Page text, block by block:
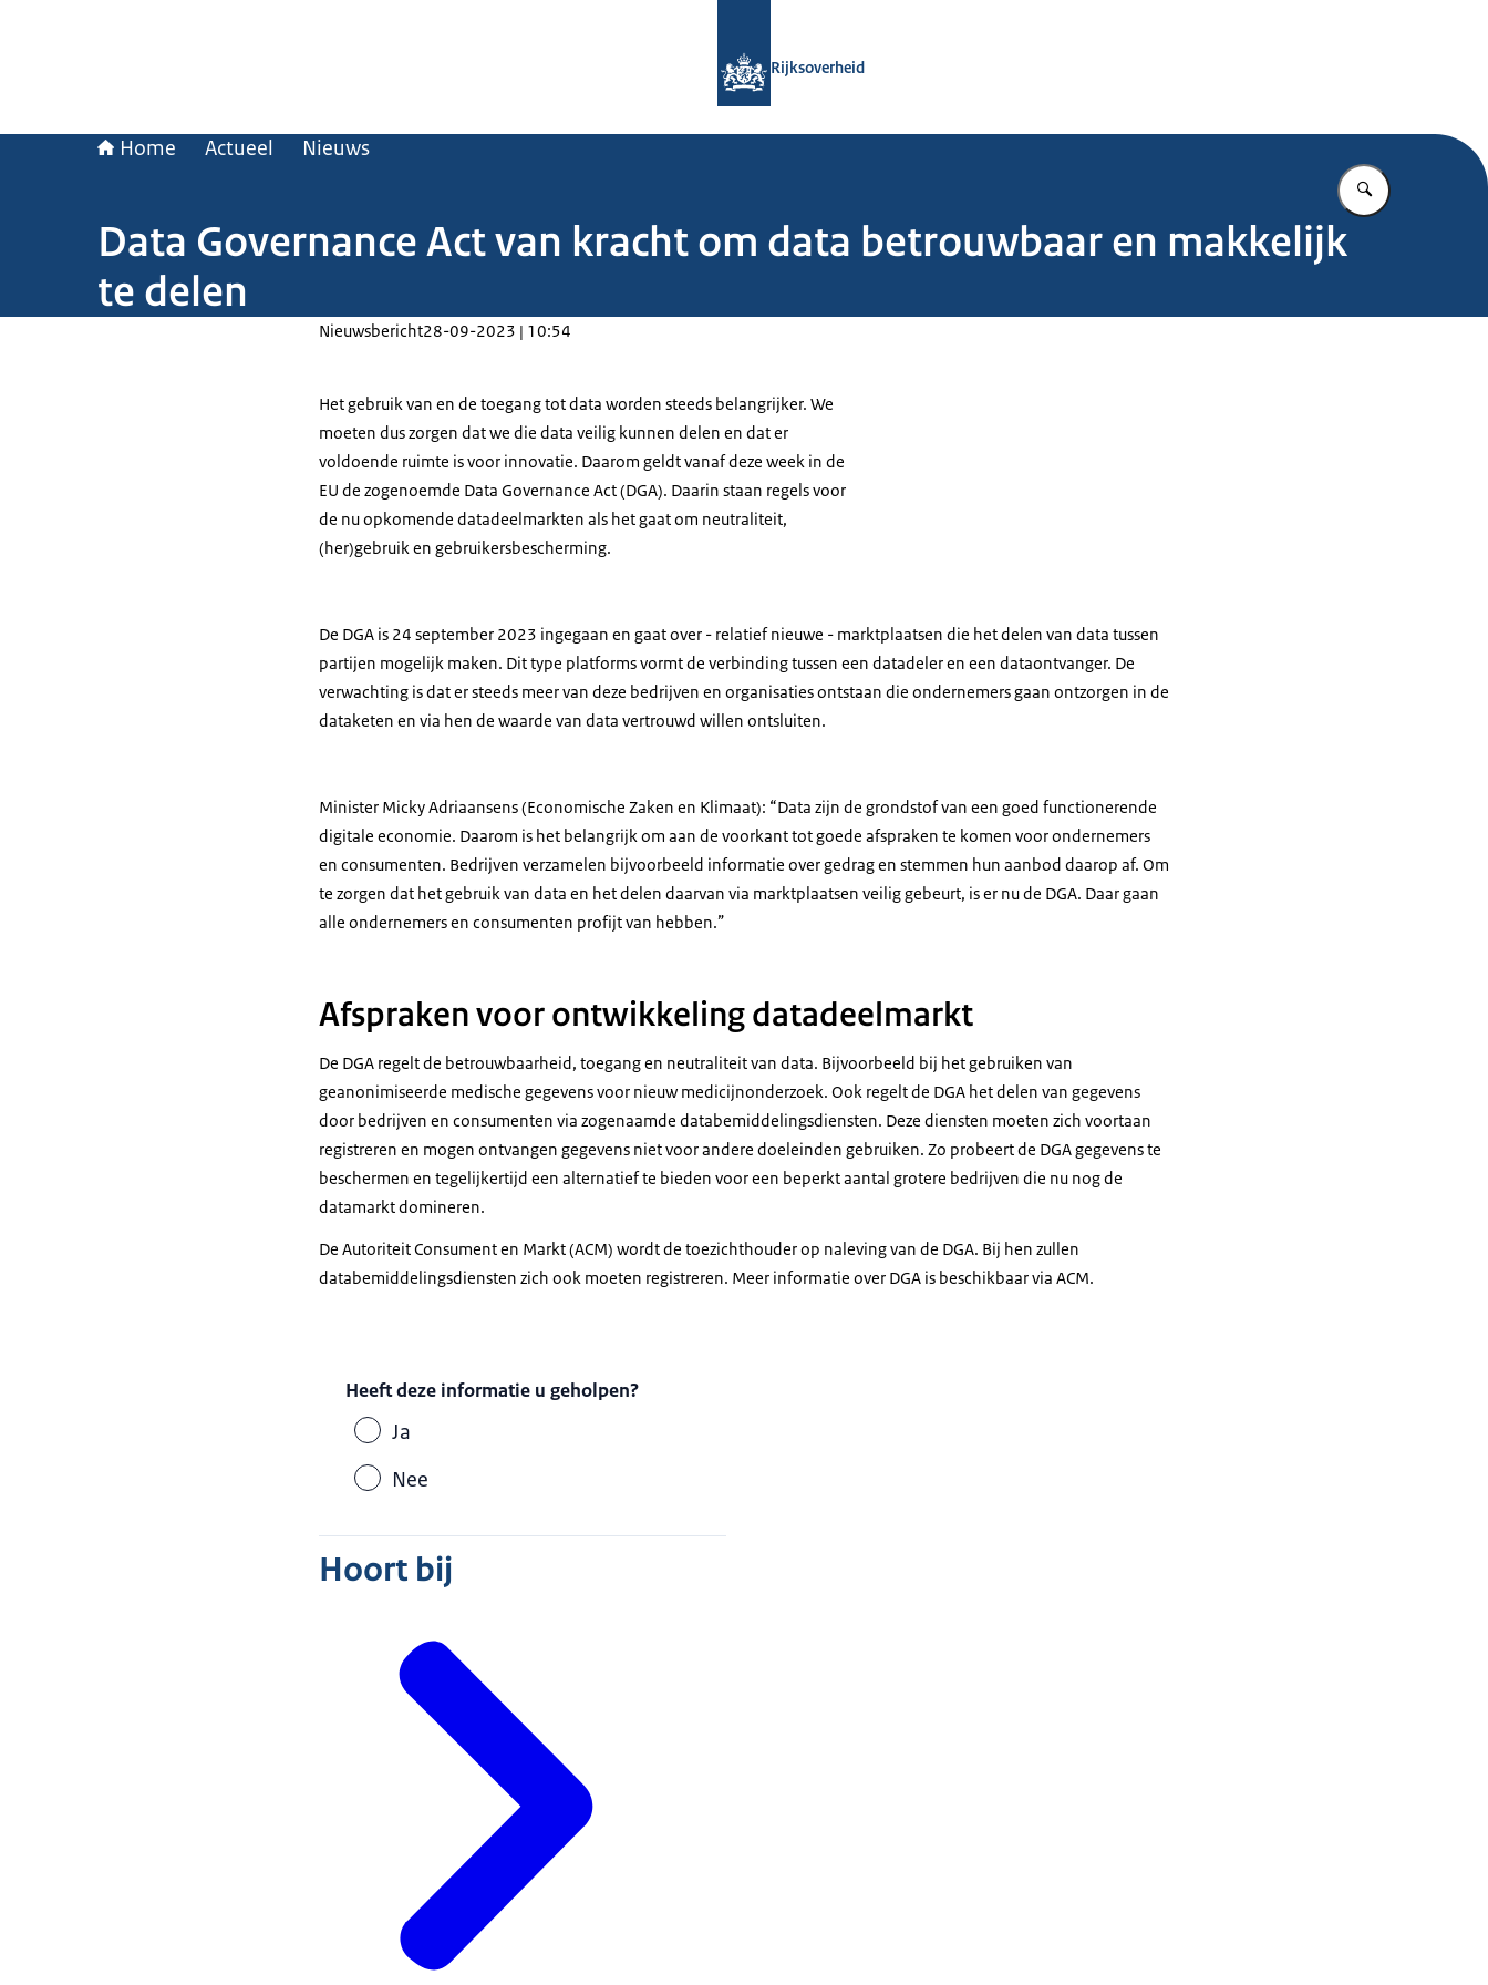
Rijksoverheid
Home Actueel Nieuws
Vul in wat u
Data Governance Act van kracht om data betrouwbaar en makkelijk
te delen
Nieuwsbericht28-09-2023 | 10:54
Het gebruik van en de toegang tot data worden steeds belangrijker. We
moeten dus zorgen dat we die data veilig kunnen delen en dat er
voldoende ruimte is voor innovatie. Daarom geldt vanaf deze week in de
EU de zogenoemde Data Governance Act(DGA). Daarin staan regels voor
de nu opkomende datadeelmarkten als het gaat om neutraliteit,
(her)gebruik en gebruikersbescherming.
De DGA is 24 september 2023 ingegaan en gaat over - relatief nieuwe - marktplaatsen die het delen van data tussen
partijen mogelijk maken. Dit type platforms vormt de verbinding tussen een datadeler en een dataontvanger. De
verwachting is dat er steeds meer van deze bedrijven en organisaties ontstaan die ondernemers gaan ontzorgen in de
dataketen en via hen de waarde van data vertrouwd willen ontsluiten.
Minister Micky Adriaansens (Economische Zaken en Klimaat): “Data zijn de grondstof van een goed functionerende
digitale economie. Daarom is het belangrijk om aan de voorkant tot goede afspraken te komen voor ondernemers
en consumenten. Bedrijven verzamelen bijvoorbeeld informatie over gedrag en stemmen hun aanbod daarop af. Om
te zorgen dat het gebruik van data en het delen daarvan via marktplaatsen veilig gebeurt, is er nu de DGA. Daar gaan
alle ondernemers en consumenten profijt van hebben.”
Afspraken voor ontwikkeling datadeelmarkt
De DGA regelt de betrouwbaarheid, toegang en neutraliteit van data. Bijvoorbeeld bij het gebruiken van
geanonimiseerde medische gegevens voor nieuw medicijnonderzoek. Ook regelt de DGA het delen van gegevens
door bedrijven en consumenten via zogenaamde databemiddelingsdiensten. Deze diensten moeten zich voortaan
registreren en mogen ontvangen gegevens niet voor andere doeleinden gebruiken. Zo probeert de DGA gegevens te
beschermen en tegelijkertijd een alternatief te bieden voor een beperkt aantal grotere bedrijven die nu nog de
datamarkt domineren.
De Autoriteit Consument en Markt (ACM) wordt de toezichthouder op naleving van de DGA. Bij hen zullen
databemiddelingsdiensten zich ook moeten registreren. Meer informatie over DGA is beschikbaar via ACM.
Heeft deze informatie u geholpen?
Ja
Nee
Hoort bij